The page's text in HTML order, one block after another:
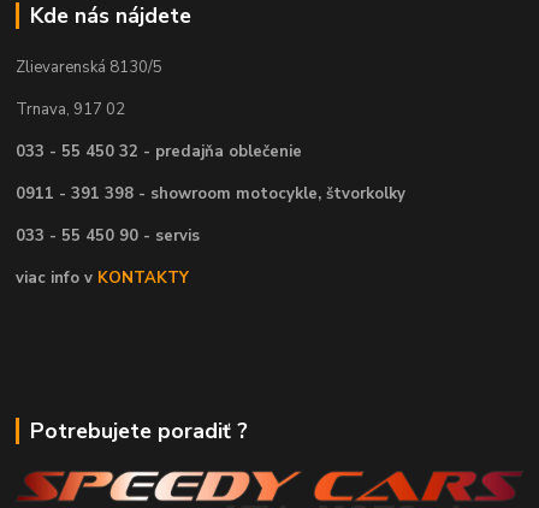
Kde nás nájdete
Zlievarenská 8130/5
Trnava, 917 02
033 - 55 450 32 - predajňa oblečenie
0911 - 391 398 - showroom motocykle, štvorkolky
033 - 55 450 90 - servis
viac info v KONTAKTY
Potrebujete poradiť ?